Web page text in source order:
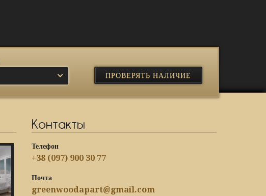
Контакты
Телефон
+38 (097) 900 30 77
Почта
greenwoodapart@gmail.com